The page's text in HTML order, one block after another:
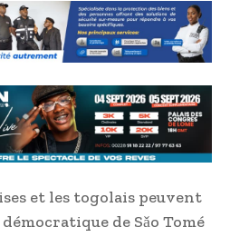
et les togolais peuvent
de Sǎo Tomé